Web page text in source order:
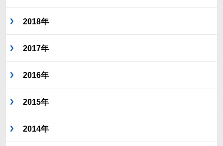
2018年
2017年
2016年
2015年
2014年